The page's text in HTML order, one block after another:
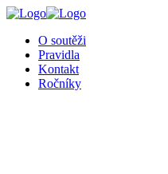
O soutěži
Pravidla
Kontakt
Ročníky